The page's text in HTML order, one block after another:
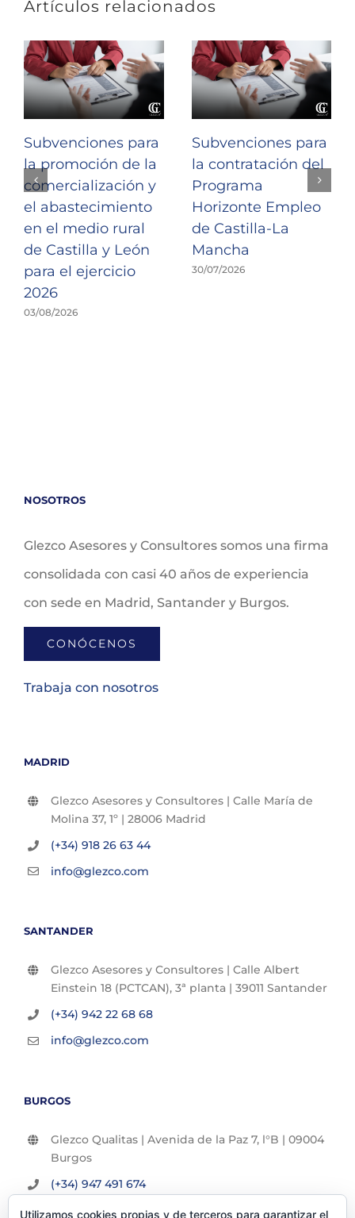
Artículos relacionados
Subvenciones para
la promoción de la
comercialización y
el abastecimiento
en el medio rural
de Castilla y León
para el ejercicio
2026
03/08/2026
Subvenciones para
la contratación del
Programa
Horizonte Empleo
de Castilla-La
Mancha
30/07/2026
NOSOTROS
Glezco Asesores y Consultores somos una firma
consolidada con casi 40 años de experiencia
con sede en Madrid, Santander y Burgos.
CONÓCENOS
Trabaja con nosotros
MADRID
Glezco Asesores y Consultores | Calle María de
Molina 37, 1º | 28006 Madrid
(+34) 918 26 63 44
info@glezco.com
SANTANDER
Glezco Asesores y Consultores | Calle Albert
Einstein 18 (PCTCAN), 3ª planta | 39011 Santander
(+34) 942 22 68 68
info@glezco.com
BURGOS
Glezco Qualitas | Avenida de la Paz 7, l°B | 09004
Burgos
(+34) 947 491 674
info@glezco.com
Utilizamos cookies propias y de terceros para garantizar el